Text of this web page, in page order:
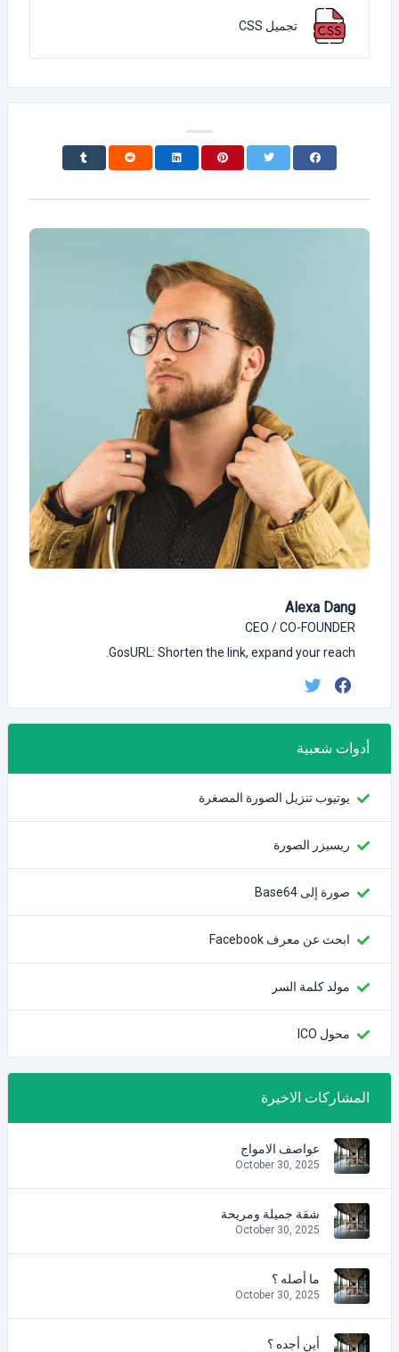
تجميل CSS
Alexa Dang
CEO / CO-FOUNDER
GosURL: Shorten the link, expand your reach.
أدوات شعبية
يوتيوب تنزيل الصورة المصغرة
ريسيزر الصورة
صورة إلى Base64
ابحث عن معرف Facebook
مولد كلمة السر
محول ICO
المشاركات الاخيرة
عواصف الامواج
October 30, 2025
شقة جميلة ومريحة
October 30, 2025
ما أصله ؟
October 30, 2025
أين أجده ؟